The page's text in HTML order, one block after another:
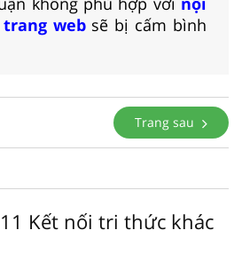
websẽ bị cấm bình
Trang sau
Kết nối tri thức khác